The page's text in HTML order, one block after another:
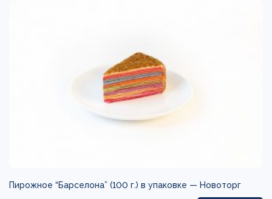
Пирожное “Барселона” (100 г.) в упаковке — Новоторг